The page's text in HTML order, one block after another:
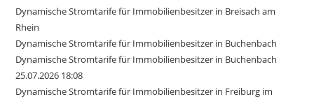
Dynamische Stromtarife für Immobilienbesitzer in Breisach am
Rhein
Dynamische Stromtarife für Immobilienbesitzer in Buchenbach
Dynamische Stromtarife für Immobilienbesitzer in Buchenbach
25.07.2026 18:08
Dynamische Stromtarife für Immobilienbesitzer in Freiburg im